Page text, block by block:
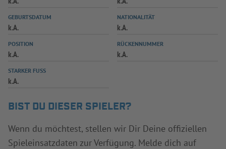
SPIELPLUS
GEBURTSDATUM
k.A.
NATIONALITÄT
k.A.
POSITION
k.A.
RÜCKENNUMMER
k.A.
STARKER FUSS
k.A.
BIST DU DIESER SPIELER?
Wenn du möchtest, stellen wir Dir Deine offiziellen
Spieleinsatzdaten zur Verfügung. Melde dich auf